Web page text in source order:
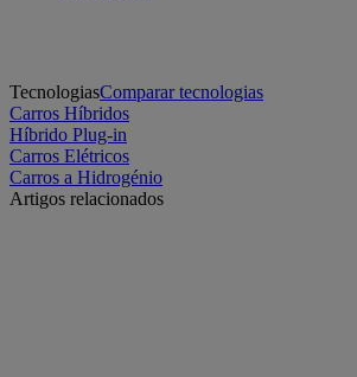
TecnologiasComparar tecnologias
Carros Híbridos
Híbrido Plug-in
Carros Elétricos
Carros a Hidrogénio
Artigos relacionados